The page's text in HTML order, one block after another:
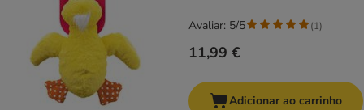
11,99 €
Avaliar: 5/5 (1)
Adicionar ao carrinho